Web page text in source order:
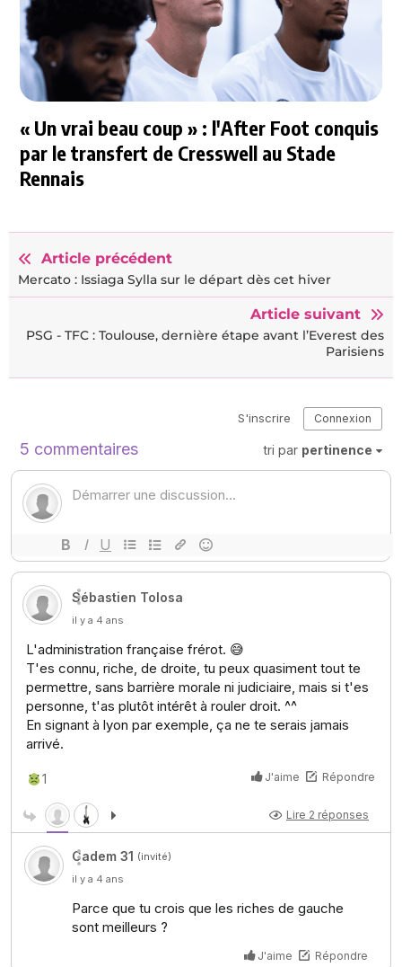
« Un vrai beau coup » : l'After Foot conquis
par le transfert de Cresswell au Stade
Rennais
Article précédent
Mercato : Issiaga Sylla sur le départ dès cet hiver
Article suivant
PSG - TFC : Toulouse, dernière étape avant l’Everest des
Parisiens